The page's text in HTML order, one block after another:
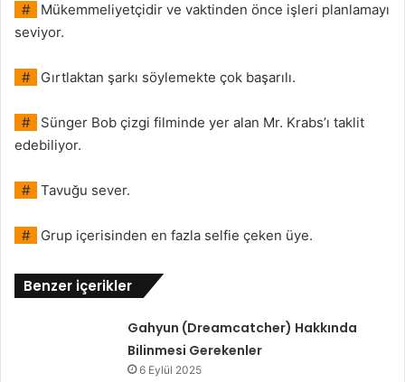
#
Mükemmeliyetçidir ve vaktinden önce işleri planlamayı
seviyor.
# Gırtlaktan şarkı söylemekte çok başarılı.
#
Sünger Bob çizgi filminde yer alan Mr. Krabs’ı taklit
edebiliyor.
# Tavuğu sever.
# Grup içerisinden en fazla selfie çeken üye.
Benzer içerikler
Gahyun (Dreamcatcher) Hakkında
Bilinmesi Gerekenler
6 Eylül 2025